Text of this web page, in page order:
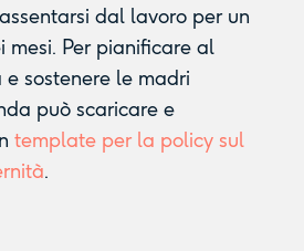
dal lavoro per un
mesi. Per pianificare al
sostenere le madri
può scaricare e
template per la policy sul
.